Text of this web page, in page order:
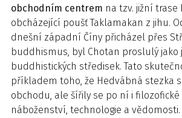
obchodním centrem na tzv. jižní
obcházející poušť Taklamakan z jihu.
dnešní západní Číny přicházel přes
buddhismus, byl Chotan proslulý jako
buddhistických středisek. Tato
příkladem toho, že Hedvábná stezka
obchodu, ale šířily se po ní i filozofické
náboženství, technologie a